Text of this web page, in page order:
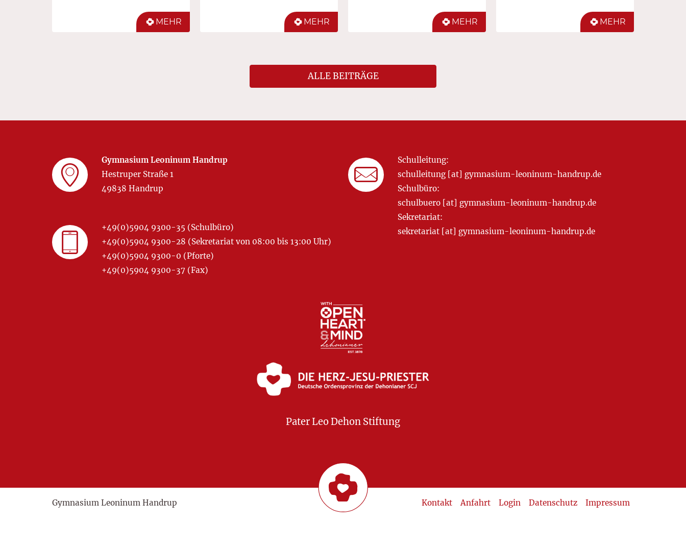
MEHR MEHR MEHR MEHR
ALLE BEITRÄGE
Gymnasium Leoninum Handrup
Hestruper Straße 1
49838 Handrup
+49(0)5904 9300-35 (Schulbüro)
+49(0)5904 9300-28 (Sekretariat von 08:00 bis 13:00 Uhr)
+49(0)5904 9300-0 (Pforte)
+49(0)5904 9300-37 (Fax)
Schulleitung:
schulleitung [at] gymnasium-leoninum-handrup.de
Schulbüro:
schulbuero [at] gymnasium-leoninum-handrup.de
Sekretariat:
sekretariat [at] gymnasium-leoninum-handrup.de
Pater Leo Dehon Stiftung
Kontakt Anfahrt Login Datenschutz Impressum
Gymnasium Leoninum Handrup